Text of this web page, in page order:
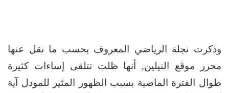
وذكرت نجلة الرياضي المعروف بحسب ما نقل عنها
محرر موقع النيلين, أنها ظلت تتلقى إساءات كثيرة
طوال الفترة الماضية بسبب الظهور المثير للمودل آية